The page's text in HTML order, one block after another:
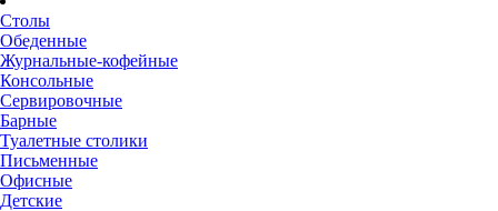
Столы
Обеденные
Журнальные-кофейные
Консольные
Сервировочные
Барные
Туалетные столики
Письменные
Офисные
Детские